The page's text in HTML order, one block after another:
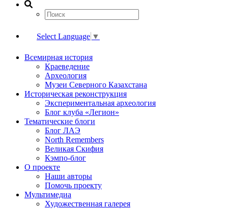
Select Language ▼
Всемирная история
Краеведение
Археология
Музеи Северного Казахстана
Историческая реконструкция
Экспериментальная археология
Блог клуба «Легион»
Тематические блоги
Блог ЛАЭ
North Remembers
Великая Скифия
Кэмпо-блог
О проекте
Наши авторы
Помочь проекту
Мультимедиа
Художественная галерея